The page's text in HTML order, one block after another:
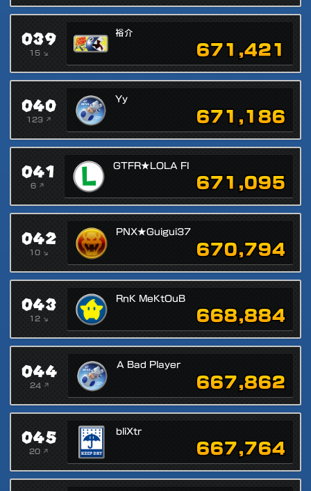
039
15 ↘
裕介
671,421
040
123 ↗
Yy
671,186
041
6 ↗
GTFR★LOLA FI
671,095
042
10 ↘
PNX★Guigui37
670,794
043
12 ↘
RnK MeKtOuB
668,884
044
24 ↗
A Bad Player
667,862
045
20 ↗
bliXtr
667,764